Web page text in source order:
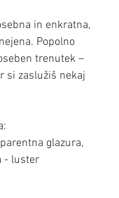
in enkratna,
Popolno
trenutek –
si zaslužiš nekaj
glazura,
- luster